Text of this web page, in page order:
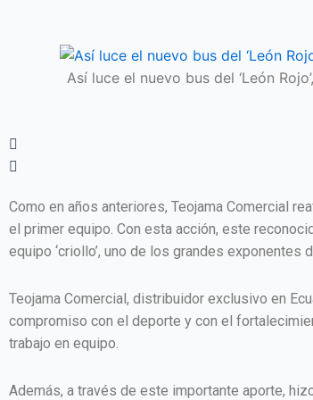
Así luce el nuevo bus del ‘León
Como en años anteriores, Teojama Comercial
el primer equipo. Con esta acción, este
equipo ‘criollo’, uno de los grandes exponentes
Teojama Comercial, distribuidor exclusivo en
compromiso con el deporte y con el
trabajo en equipo.
Además, a través de este importante aporte,